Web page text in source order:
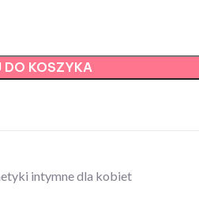
DO KOSZYKA
intymne dla kobiet